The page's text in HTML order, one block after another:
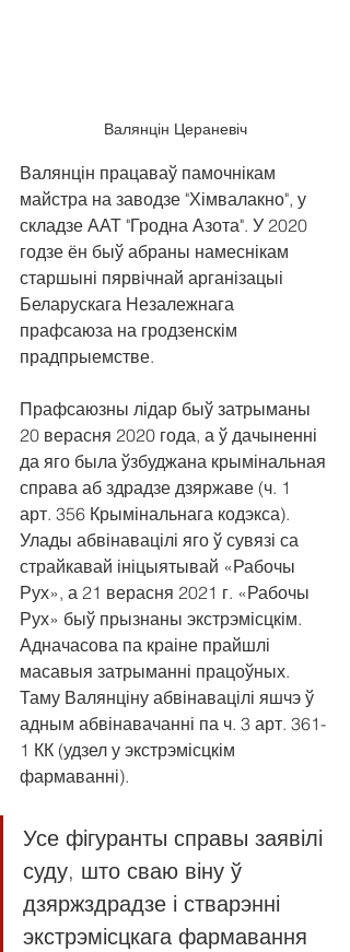
Валянцін Цераневіч
Валянцін працаваў памочнікам
майстра на заводзе "Хімвалакно", у
складзе ААТ "Гродна Азота". У 2020
годзе ён быў абраны намеснікам
старшыні пярвічнай арганізацыі
Беларускага Незалежнага
прафсаюза на гродзенскім
прадпрыемстве.
Прафсаюзны лідар быў затрыманы
20 верасня 2020 года, а ў дачыненні
да яго была ўзбуджана крымінальная
справа аб здрадзе дзяржаве (ч. 1
арт. 356 Крымінальнага кодэкса).
Улады абвінавацілі яго ў сувязі са
страйкавай ініцыятывай «Рабочы
Рух», а 21 верасня 2021 г. «Рабочы
Рух» быў прызнаны экстрэмісцкім.
Адначасова па краіне прайшлі
масавыя затрыманні працоўных.
Таму Валянціну абвінавацілі яшчэ ў
адным абвінавачанні па ч. 3 арт. 361-
1 КК (удзел у экстрэмісцкім
фармаванні).
Усе фігуранты справы заявілі
суду, што сваю віну ў
дзяржздрадзе і стварэнні
экстрэмісцкага фармавання